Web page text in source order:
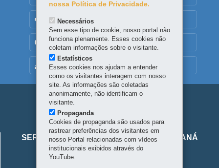
MAPA DO SITE
OUVIDORIA
TRANSPARÊNCIA INSTITUCIONAL
Navegação
principal
Viaje
Parana
SERVIÇO SOCIAL AUTÔNOMO VIAJE PARANÁ
Alameda Júlia da Costa, 64 - São Francisco
nossa Política de Privacidade.
Necessários
Sem esse tipo de cookie, nosso portal não
funciona plenamente. Esses cookies não
coletam informações sobre o visitante.
Estatísticos
Esses cookies nos ajudam a entender
como os visitantes interagem com nosso
site. As informações são coletadas
anonimamente, não identificam o
visitante.
Propaganda
Cookies de propaganda são usados para
rastrear preferências dos visitantes em
nosso Portal relacionadas com vídeos
institucionais exibidos através do
YouTube.